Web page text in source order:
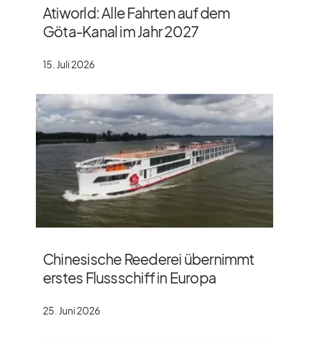
Atiworld: Alle Fahrten auf dem
Göta-Kanal im Jahr 2027
15. Juli 2026
Chinesische Reederei übernimmt
erstes Flussschiff in Europa
25. Juni 2026